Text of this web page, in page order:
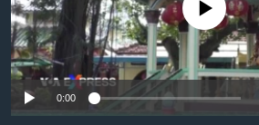
"Tìm"NGƯỜI VIỆT HẢI NGOẠI
ĐỜI SỐNG
KINH TẾ
KHOA HỌC
TẠI
HÀNH TRÌNH BẦU CỬ 2024
MỘT NĂM CHIẾN TRANH TẠI DẢI
GIẢI MÃ VÀNH ĐAI & CON ĐƯỜNG
VIDEO
NGHE
MẠNG XÃ HỘI
No media source
0:00